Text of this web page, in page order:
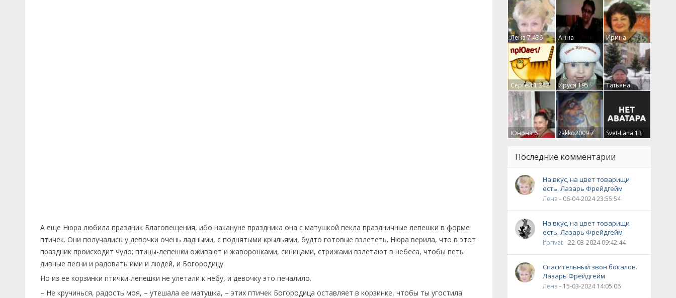
А еще Нюра любила праздник Благовещения, ибо накануне праздника она с матушкой пекла праздничные лепешки в форме
птичек. Они получались у девочки очень ладными, с поднятыми крыльями, будто готовые взлететь. Нюра верила, что в этот
праздник происходит чудо; птицы-лепешки оживают и жаворонками, синицами, стрижами взлетают в небеса, чтобы петь
дивные песни и радовать ими и людей, и Богородицу.
Но из ее корзинки птички-лепешки не улетали к небу, и девочку это печалило.
– Не кручинься, радость моя, – утешала ее матушка, – этих птичек Богородица оставляет в корзинке, чтобы ты угостила
Лена7 436
Анна
Гумлевая0
Ирина
Бруцкая41
Сергей1 342 Ируся195
Татьяна
Крючкова0
Юнона6 zakko20097 Svet-Lana 13
Последние комментарии
На вкус, на цвет товарищи
есть. Лазарь Фрейдгейм
Лена - 06-04-2024 23:55:54
На вкус, на цвет товарищи
есть. Лазарь Фрейдгейм
lfprivet- 22-03-2024 09:42:44
Спасительный звон бокалов.
Лазарь Фрейдгейм
Лена - 15-03-2024 14:05:06